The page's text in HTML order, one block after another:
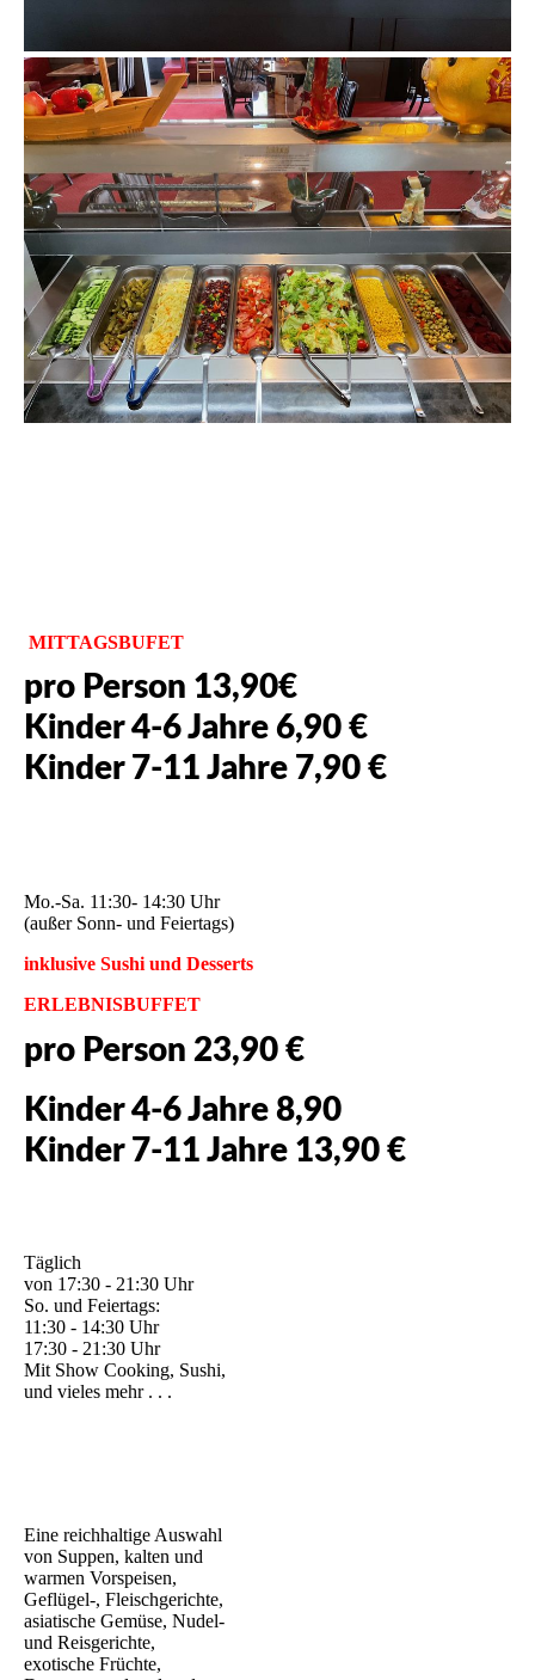
MITTAGSBUFET
pro Person 13,90€
Kinder 4-6 Jahre 6,90 €
Kinder 7-11 Jahre 7,90 €
Mo.-Sa. 11:30- 14:30 Uhr
(außer Sonn- und Feiertags)
inklusive Sushi und Desserts
ERLEBNISBUFFET
pro Person 23,90 €
Kinder 4-6 Jahre 8,90
Kinder 7-11 Jahre 13,90 €
Täglich
von 17:30 - 21:30 Uhr
So. und Feiertags:
11:30 - 14:30 Uhr
17:30 - 21:30 Uhr
Mit Show Cooking, Sushi,
und vieles mehr . . .
Eine reichhaltige Auswahl
von Suppen, kalten und
warmen Vorspeisen,
Geflügel-, Fleischgerichte,
asiatische Gemüse, Nudel-
und Reisgerichte,
exotische Früchte,